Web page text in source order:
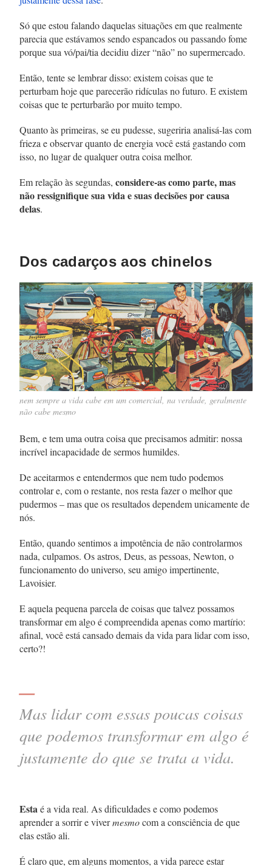
Só que estou falando daquelas situações em que realmente
parecia que estávamos sendo espancados ou passando fome
porque sua vó/pai/tia decidiu dizer “não” no supermercado.
Então, tente se lembrar disso: existem coisas que te
perturbam hoje que parecerão ridículas no futuro. E existem
coisas que te perturbarão por muito tempo.
Quanto às primeiras, se eu pudesse, sugeriria analisá-las com
frieza e observar quanto de energia você está gastando com
isso, no lugar de qualquer outra coisa melhor.
Em relação às segundas,considere-as como parte, mas
não ressignifique sua vida e suas decisões por causa
delas.
Dos cadarços aos chinelos
nem sempre a vida cabe em um comercial, na verdade, geralmente
não cabe mesmo
Bem, e tem uma outra coisa que precisamos admitir: nossa
incrível incapacidade de sermos humildes.
De aceitarmos e entendermos que nem tudo podemos
controlar e, com o restante, nos resta fazer o melhor que
pudermos – mas que os resultados dependem unicamente de
nós.
Então, quando sentimos a impotência de não controlarmos
nada, culpamos. Os astros, Deus, as pessoas, Newton, o
funcionamento do universo, seu amigo impertinente,
Lavoisier.
E aquela pequena parcela de coisas que talvez possamos
transformar em algo é compreendida apenas como martírio:
afinal, você está cansado demais da vida para lidar com isso,
certo?!
—
Mas lidar com essas poucas coisas
quepodemos transformar emalgo é
justamente do que se trata a vida.
Estaé a vida real. As dificuldades e como podemos
aprender a sorrir e vivermesmocom a consciência de que
elas estão ali.
É claro que, em alguns momentos, a vida parece estar